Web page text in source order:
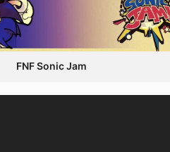
FNF Sonic Jam